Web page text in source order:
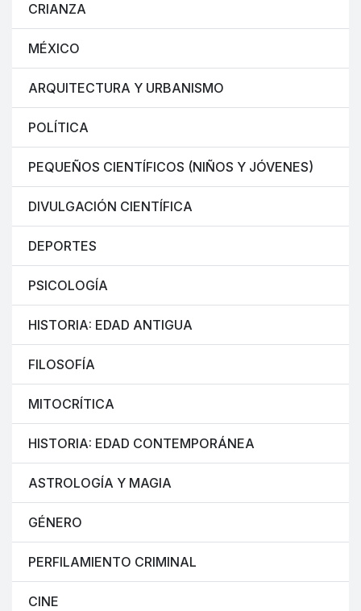
CRIANZA
MÉXICO
ARQUITECTURA Y URBANISMO
POLÍTICA
PEQUEÑOS CIENTÍFICOS (NIÑOS Y JÓVENES)
DIVULGACIÓN CIENTÍFICA
DEPORTES
PSICOLOGÍA
HISTORIA: EDAD ANTIGUA
FILOSOFÍA
MITOCRÍTICA
HISTORIA: EDAD CONTEMPORÁNEA
ASTROLOGÍA Y MAGIA
GÉNERO
PERFILAMIENTO CRIMINAL
CINE